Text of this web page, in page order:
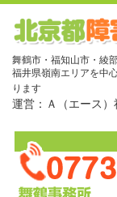
舞鶴市・福知山市・綾
福井県嶺南エリアを中
ります
運営：Ａ（エース